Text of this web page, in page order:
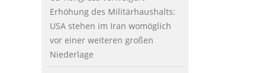
Erhöhung des Militärhaushalts:
USA stehen im Iran womöglich
vor einer weiteren großen
Niederlage